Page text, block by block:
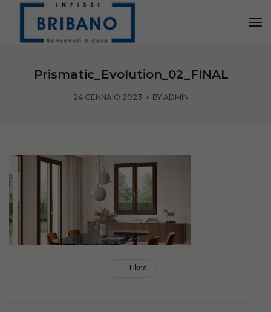
Prismatic_Evolution_02_FINAL
24 GENNAIO 2023 BY ADMIN
Likes